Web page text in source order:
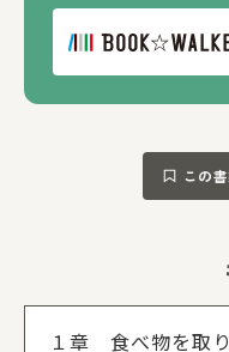
この
１章 食べ物を取